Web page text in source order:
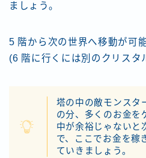
ましょう。
5 階から次の世界へ移動が可能
(6 階に行くには別のクリスタ
塔の中の敵モンスタ
の分、多くのお金を
中が余裕じゃないと
で、ここでお金を稼
ていきましょう。